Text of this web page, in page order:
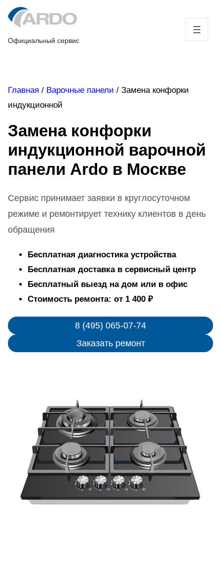
Skip
to
content
Официальный сервис
Главная / Варочные панели / Замена конфорки
индукционной
Замена конфорки
индукционной варочной
панели Ardo в Москве
Сервис принимает заявки в круглосуточном
режиме и ремонтирует технику клиентов в день
обращения
Бесплатная диагностика устройства
Бесплатная доставка в сервисный центр
Бесплатный выезд на дом или в офис
Стоимость ремонта: от 1 400 ₽
8 (495) 065-07-74
Заказать ремонт